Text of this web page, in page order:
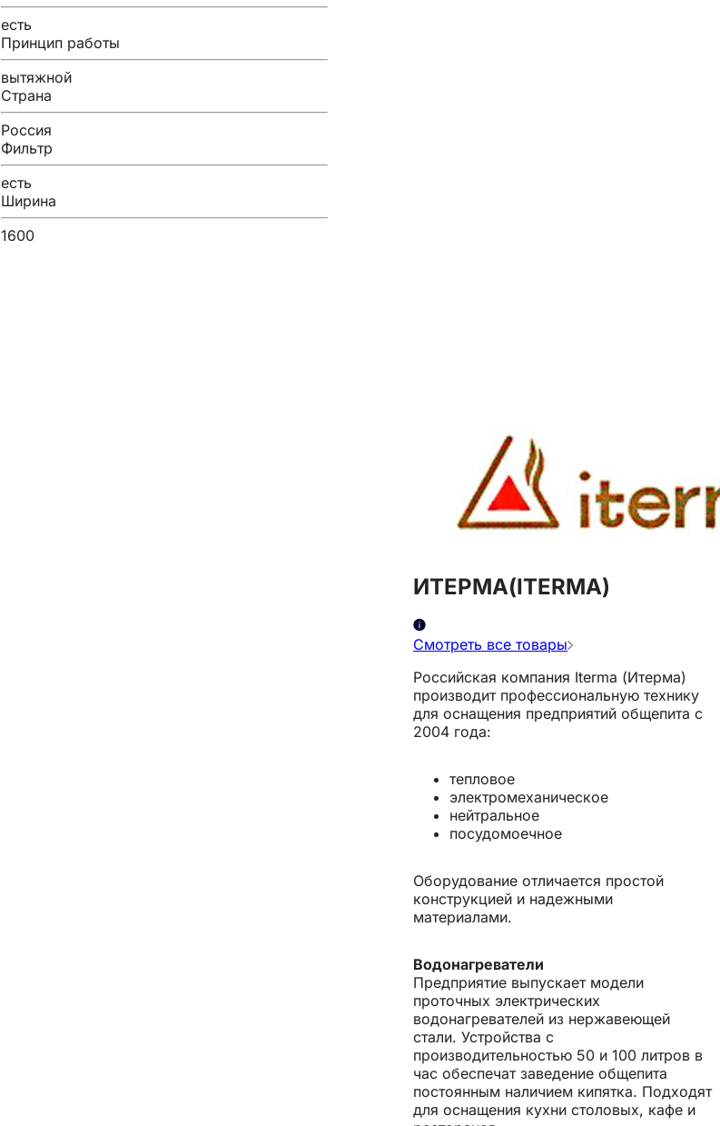
есть
Принцип работы
вытяжной
Страна
Россия
Фильтр
есть
Ширина
1600
ИТЕРМА(ITERMA)
Смотреть все товары
Российская компания Iterma (Итерма)
производит профессиональную технику
для оснащения предприятий общепита с
2004 года:
тепловое
электромеханическое
нейтральное
посудомоечное
Оборудование отличается простой
конструкцией и надежными
материалами.
Водонагреватели
Предприятие выпускает модели
проточных электрических
водонагревателей из нержавеющей
стали. Устройства с
производительностью 50 и 100 литров в
час обеспечат заведение общепита
постоянным наличием кипятка. Подходят
для оснащения кухни столовых, кафе и